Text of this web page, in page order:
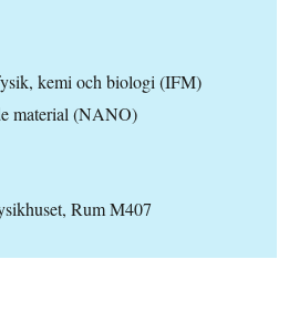
kemi och biologi (IFM)
material (NANO)
Rum M407